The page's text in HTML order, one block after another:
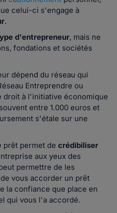
celui-ci s'engage à
.
d'entrepreneur, mais ne
fondations et sociétés
dépend du réseau qui
Entreprendre ou
à l'initiative économique
entre 1.000 euros et
s'étale sur une
prêt permet de crédibiliser
aux yeux des
permettre de les
vous accorder un prêt
la confiance que place en
qui vous l'a accordé.